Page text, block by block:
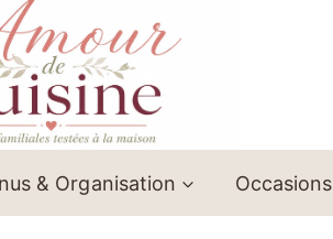
& Organisation Occasions